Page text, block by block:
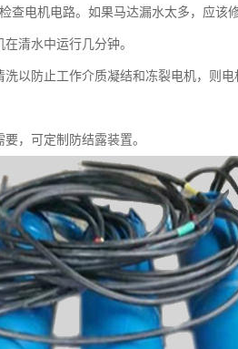
查电机电路。如果马达漏水太多，应该修
清水中运行几分钟。
以防止工作介质凝结和冻裂电机，则
，可定制防结露装置。